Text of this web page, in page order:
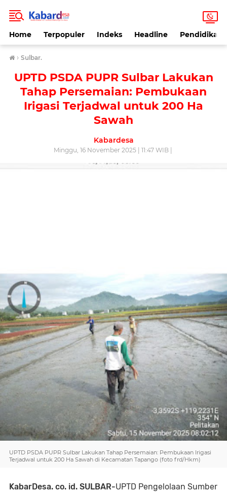
Home Terpopuler Indeks Headline Pendidikan
› Sulbar.
UPTD PSDA PUPR Sulbar Lakukan
Tahap Persemaian: Pembukaan
Irigasi Terjadwal untuk 200 Ha
Sawah
Kabardesa
Minggu, 16 November 2025 | 11:47 WIB |
UPTD PSDA PUPR Sulbar Lakukan Tahap Persemaian: Pembukaan Irigasi
Terjadwal untuk 200 Ha Sawah di Kecamatan Tapango (foto frd/Hkm)
KabarDesa. co. id. SULBAR-UPTD Pengelolaan Sumber